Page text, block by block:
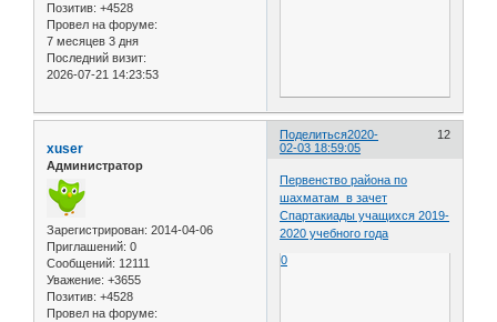
Позитив: +4528
Провел на форуме:
7 месяцев 3 дня
Последний визит:
2026-07-21 14:23:53
Поделиться 12
2020-
02-03 18:59:05
xuser
Администратор
Зарегистрирован: 2014-04-06
Приглашений: 0
Сообщений: 12111
Уважение: +3655
Позитив: +4528
Провел на форуме:
Первенство района по
шахматам в зачет
Спартакиады учащихся 2019-
2020 учебного года
0